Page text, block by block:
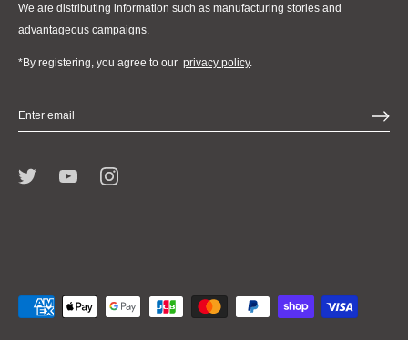
We are distributing information such as manufacturing stories and
advantageous campaigns.
*By registering, you agree to our privacy policy.